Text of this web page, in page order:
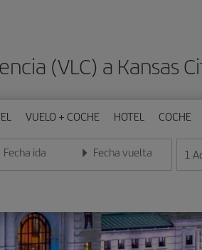
(VLC) a Kansas
VUELO + COCHE HOTEL COCHE
Fecha ida
la fecha en formato día/mes/año
Fecha vuelta
Introduce la fecha en 1